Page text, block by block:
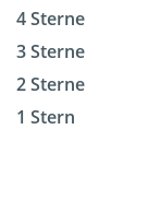
4 Sterne
3 Sterne
2 Sterne
1 Stern